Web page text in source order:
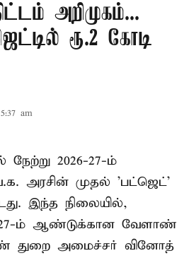
அறிமுகம்...
ரூ.2 கோடி
am
2026-27-ம்
அரசின் முதல் 'பட்ஜெட்'
இந்த நிலையில்,
27-ம் ஆண்டுக்கான வேளாண்
துறை அமைச்சர் வினோத்